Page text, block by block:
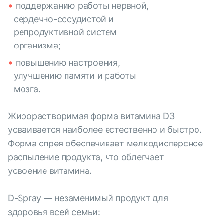
поддержанию работы нервной,
сердечно-сосудистой и
репродуктивной систем
организма;
повышению настроения,
улучшению памяти и работы
мозга.
Жирорастворимая форма витамина D3
усваивается наиболее естественно и быстро.
Форма спрея обеспечивает мелкодисперсное
распыление продукта, что облегчает
усвоение витамина.
D-Spray — незаменимый продукт для
здоровья всей семьи: